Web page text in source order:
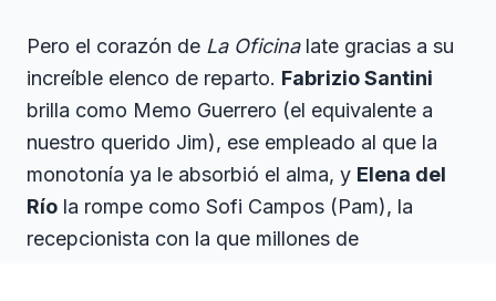
Pero el corazón de La Oficinalate gracias a su
increíble elenco de reparto. Fabrizio Santini
brilla como Memo Guerrero (el equivalente a
nuestro querido Jim), ese empleado al que la
monotonía ya le absorbió el alma, y Elena del
Río la rompe como Sofi Campos (Pam), la
recepcionista con la que millones de